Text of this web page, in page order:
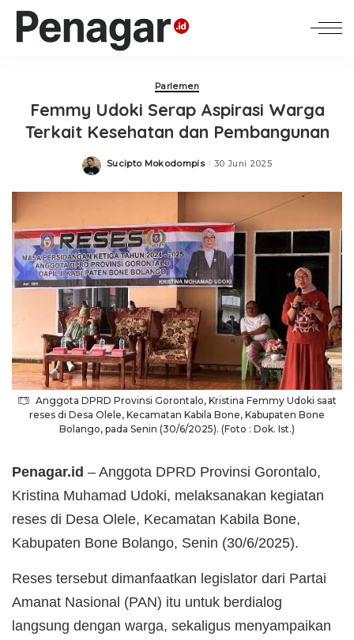
Parlemen
Femmy Udoki Serap Aspirasi Warga
Terkait Kesehatan dan Pembangunan
Posted
Sucipto Mokodompis 30 Juni 2025
Anggota DPRD Provinsi Gorontalo, Kristina Femmy Udoki saat
reses di Desa Olele, Kecamatan Kabila Bone, Kabupaten Bone
Bolango, pada Senin (30/6/2025). (Foto : Dok. Ist.)
Penagar.id – Anggota DPRD Provinsi Gorontalo,
Kristina Muhamad Udoki, melaksanakan kegiatan
reses di Desa Olele, Kecamatan Kabila Bone,
Kabupaten Bone Bolango, Senin (30/6/2025).
Reses tersebut dimanfaatkan legislator dari Partai
Amanat Nasional (PAN) itu untuk berdialog
langsung dengan warga, sekaligus menyampaikan